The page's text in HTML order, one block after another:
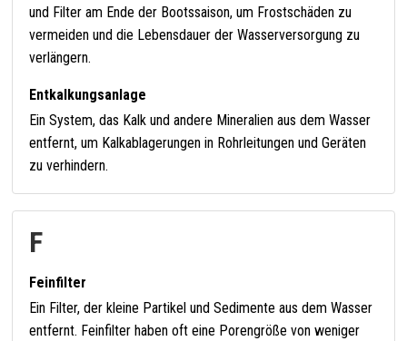
und Filter am Ende der Bootssaison, um Frostschäden zu
vermeiden und die Lebensdauer der Wasserversorgung zu
verlängern.
Entkalkungsanlage
Ein System, das Kalk und andere Mineralien aus dem Wasser
entfernt, um Kalkablagerungen in Rohrleitungen und Geräten
zu verhindern.
F
Feinfilter
Ein Filter, der kleine Partikel und Sedimente aus dem Wasser
entfernt. Feinfilter haben oft eine Porengröße von weniger